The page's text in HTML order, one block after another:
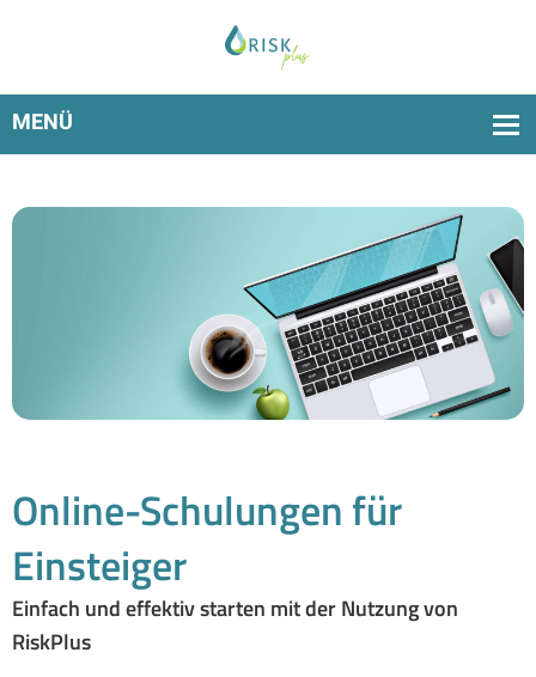
Einfach und effektiv starten mit der Nutzung von
Online-Schulungen für
Einsteiger
Einfach und effektiv starten mit der Nutzung von
RiskPlus